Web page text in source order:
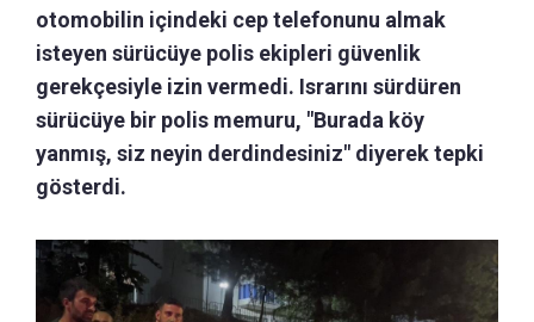
otomobilin içindeki cep telefonunu almak
isteyen sürücüye polis ekipleri güvenlik
gerekçesiyle izin vermedi. Israrını sürdüren
sürücüye bir polis memuru, "Burada köy
yanmış, siz neyin derdindesiniz" diyerek tepki
gösterdi.